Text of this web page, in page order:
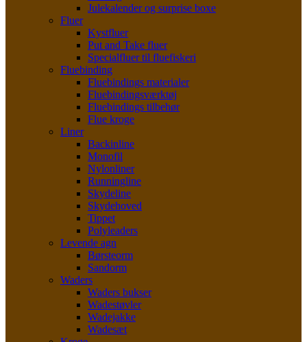
Julekalender og surprise boxe
Fluer
Kystfluer
Put and Take fluer
Specialfluer til fluefiskeri
Fluebinding
Fluebindings materialer
Fluebindingsværktøj
Fluebindings tilbehør
Flue kroge
Liner
Backinline
Monofil
Nylonliner
Runningline
Skydeline
Skydehoved
Tippet
Polyleaders
Levende agn
Børsteorm
Sandorm
Waders
Waders bukser
Wadestøvler
Wadejakke
Wadesæt